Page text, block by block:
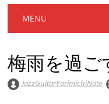
Main menu
MENU
梅雨を過ご
JazzGuitarYorimichiNote